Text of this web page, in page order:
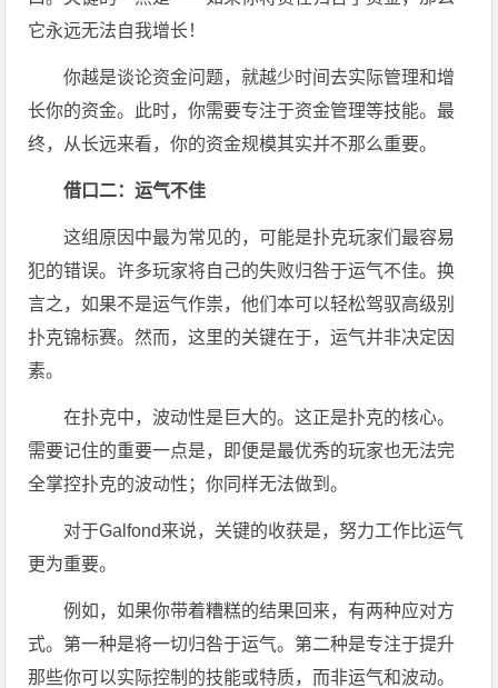
它永远无法自我增长！
你越是谈论资金问题，就越少时间去实际管理和增
长你的资金。此时，你需要专注于资金管理等技能。最
终，从长远来看，你的资金规模其实并不那么重要。
借口二：运气不佳
这组原因中最为常见的，可能是扑克玩家们最容易
犯的错误。许多玩家将自己的失败归咎于运气不佳。换
言之，如果不是运气作祟，他们本可以轻松驾驭高级别
扑克锦标赛。然而，这里的关键在于，运气并非决定因
素。
在扑克中，波动性是巨大的。这正是扑克的核心。
需要记住的重要一点是，即便是最优秀的玩家也无法完
全掌控扑克的波动性；你同样无法做到。
对于Galfond来说，关键的收获是，努力工作比运气
更为重要。
例如，如果你带着糟糕的结果回来，有两种应对方
式。第一种是将一切归咎于运气。第二种是专注于提升
那些你可以实际控制的技能或特质，而非运气和波动。